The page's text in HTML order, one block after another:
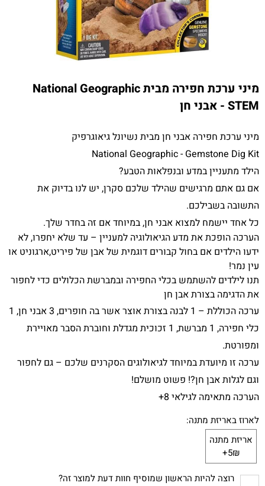
מיני ערכת חפירה מבית National Geographic
STEM - אבני חן
מיני ערכת חפירה אבני חן מבית נשיונל גיאוגרפיק
National Geographic - Gemstone Dig Kit
הילד מתעניין במדע ובנפלאות הטבע?
אם גם אתם מרגישים שהילד שלכם סקרן, יש לנו בדיוק את
התשובה בשבילכם.
כל אחד יישמח למצוא אבני חן, במיוחד אם זה בחדר שלך.
הערכה הופכת את מדע הגיאולוגיה למעניין – עד שלא יחפרו, לא
ידעו הילדים אם בחול קבורים דוגמית של אבן של פיריט,ארגוניט או
עין נמר!
תנו לילדים להשתמש בכלי החפירה ובמברשת הכלולים כדי לחפור
את הדגימה בצורת אבן חן
ערכה הכוללת – 1 לבנה בצורת אוצר אשר בה חופרים, 3 אבני חן, 1
כלי חפירה, 1 מברשת, 1 זכוכית מגדלת וחוברת הסבר מאויירת
ומפורטת.
ערכה זו מיועדת במיוחד לגיאולוגים הסקרנים שלכם – גם לחפור
וגם לגלות אבן חן?! פשוט מושלם!
הערכה מתאימה לגילאי 8+
לארוז באריזת מתנה:
אריזת מתנה
5₪+
רוצה להיות הראשון שמוסיף חוות דעת למוצר זה?